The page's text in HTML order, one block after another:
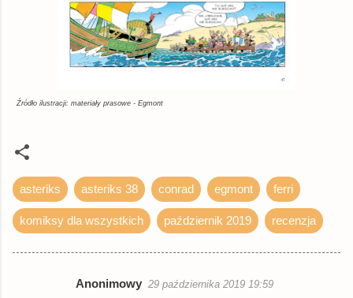
Źródło ilustracji: materiały prasowe - Egmont
asteriks asteriks 38 conrad egmont ferri
komiksy dla wszystkich październik 2019 recenzja
Anonimowy 29 października 2019 19:59